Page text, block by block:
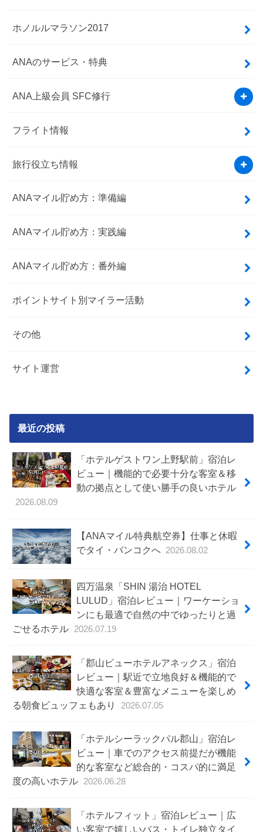
ホノルルマラソン2017
ANAのサービス・特典
ANA上級会員 SFC修行
フライト情報
旅行役立ち情報
ANAマイル貯め方：準備編
ANAマイル貯め方：実践編
ANAマイル貯め方：番外編
ポイントサイト別マイラー活動
その他
サイト運営
最近の投稿
「ホテルゲストワン上野駅前」宿泊レ
ビュー｜機能的で必要十分な客室＆移
動の拠点として使い勝手の良いホテル
2026.08.09
【ANAマイル特典航空券】仕事と休暇
でタイ・バンコクへ 2026.08.02
四万温泉「SHIN 湯治 HOTEL
LULUD」宿泊レビュー｜ワーケーショ
ンにも最適で自然の中でゆったりと過
ごせるホテル
2026.07.19
「郡山ビューホテルアネックス」宿泊
レビュー｜駅近で立地良好＆機能的で
快適な客室＆豊富なメニューを楽しめ
る朝食ビュッフェもあり
2026.07.05
「ホテルシーラックパル郡山」宿泊レ
ビュー｜車でのアクセス前提だが機能
的な客室など総合的・コスパ的に満足
度の高いホテル
2026.06.28
「ホテルフィット」宿泊レビュー｜広
い客室で嬉しいバス・トイレ独立タイ